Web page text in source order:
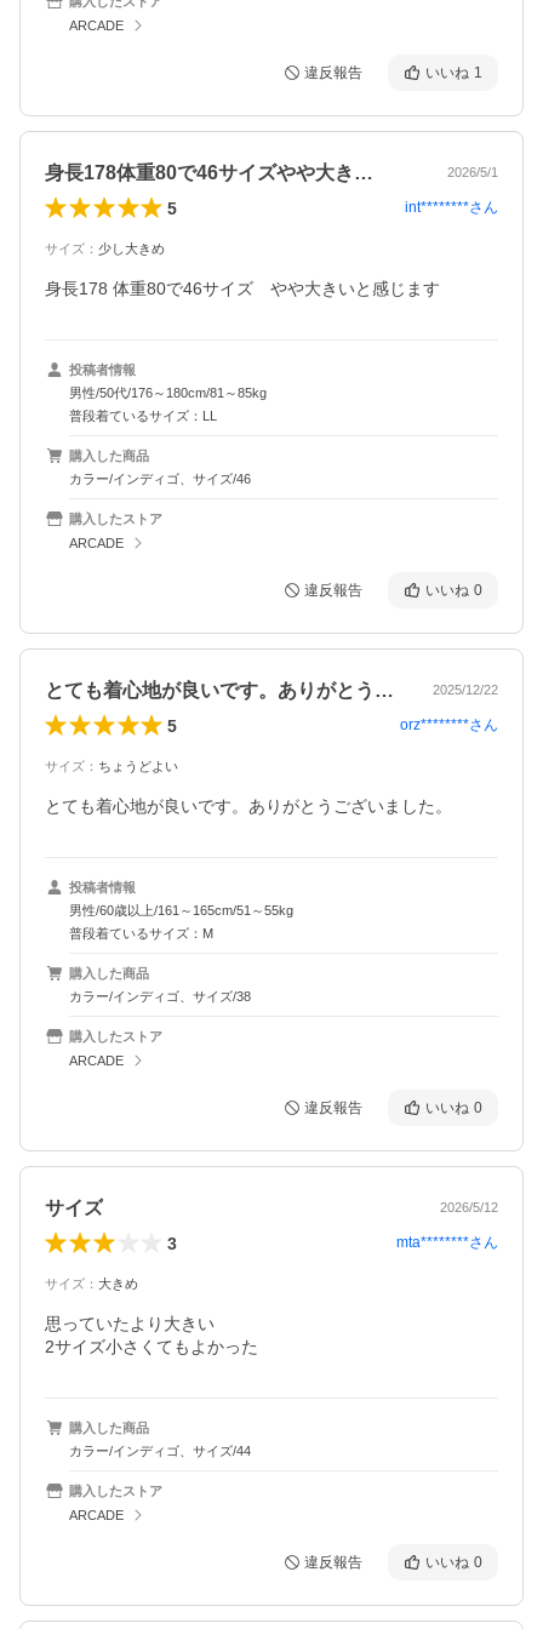
ARCADE
違反報告 いいね 1
身長178体重80で46サイズやや大き… 2026/5/1
5 int********さん
サイズ ： 少し大きめ
身長178 体重80で46サイズ　やや大きいと感じます
投稿者情報
男性/50代/176～180cm/81～85kg
普段着ているサイズ：LL
購入した商品
カラー/インディゴ、サイズ/46
購入したストア
ARCADE
違反報告 いいね 0
とても着心地が良いです。ありがとうござ… 2025/12/22
5 orz********さん
サイズ ： ちょうどよい
とても着心地が良いです。ありがとうございました。
投稿者情報
男性/60歳以上/161～165cm/51～55kg
普段着ているサイズ：M
購入した商品
カラー/インディゴ、サイズ/38
購入したストア
ARCADE
違反報告 いいね 0
サイズ 2026/5/12
3 mta********さん
サイズ ： 大きめ
思っていたより大きい
2サイズ小さくてもよかった
購入した商品
カラー/インディゴ、サイズ/44
購入したストア
ARCADE
違反報告 いいね 0